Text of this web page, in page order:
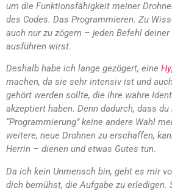
um die Funktionsfähigkeit meiner
des Codes. Das Programmieren. Zu
auch nur zu zögern – jeden Befehl
ausführen wirst.
Deshalb habe ich lange gezögert, eine
machen, da sie sehr intensiv ist und
gehört werden sollte, die ihre wahre
akzeptiert haben. Denn dadurch, dass
“Programmierung” keine andere Wahl
weitere, neue Drohnen zu erschaffen,
Herrin – dienen und etwas Gutes tun.
Da ich kein Unmensch bin, geht es mir
dich bemühst, die Aufgabe zu